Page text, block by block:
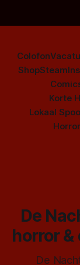
Colofon
ShopSteam
Korte
Lokaal
De
horror
De